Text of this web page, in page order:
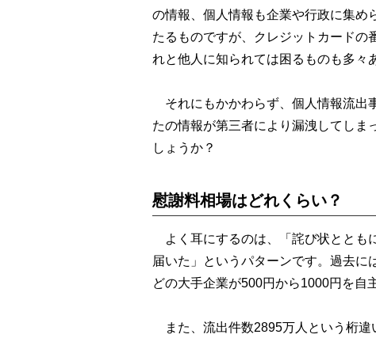
の情報、個人情報も企業や行政に集め
たるものですが、クレジットカードの
れと他人に知られては困るものも多々
それにもかかわらず、個人情報流出
たの情報が第三者により漏洩してしま
しょうか？
慰謝料相場はどれくらい？
よく耳にするのは、「詫び状ととも
届いた」というパターンです。過去
どの大手企業が500円から1000円を自
また、流出件数2895万人という桁違